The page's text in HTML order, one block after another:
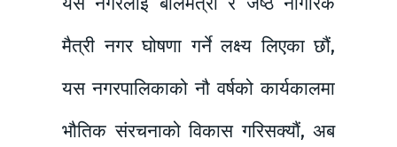
मैत्री नगर घोषणा गर्ने लक्ष्य लिएका छौं,
यस नगरपालिकाको नौ वर्षको कार्यकालमा
भौतिक संरचनाको विकास गरिसक्यौं, अब